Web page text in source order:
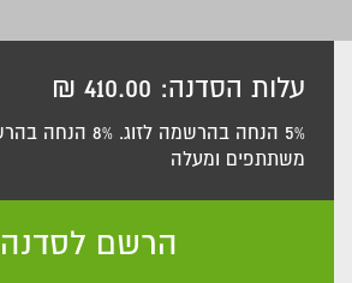
עלות הסדנה: 410.00 ₪
משתתפים ומעלה
הרשם לסדנה